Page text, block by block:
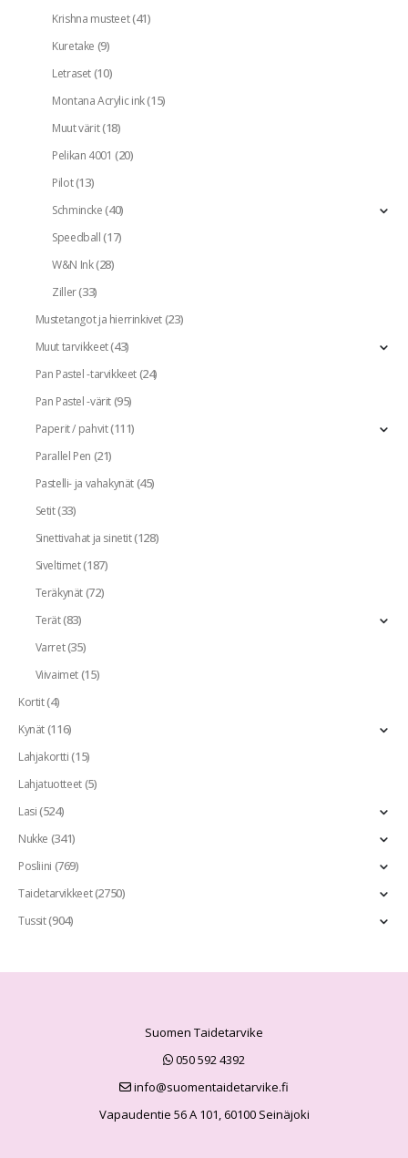
Krishna musteet(41)
Kuretake (9)
Letraset(10)
Montana Acrylic ink(15)
Muut värit(18)
Pelikan 4001 (20)
Pilot(13)
Schmincke(40)
Speedball(17)
W&N Ink(28)
Ziller(33)
Mustetangot ja hierrinkivet(23)
Muut tarvikkeet(43)
Pan Pastel -tarvikkeet(24)
Pan Pastel -värit(95)
Paperit / pahvit(111)
Parallel Pen (21)
Pastelli- ja vahakynät(45)
Setit(33)
Sinettivahat ja sinetit(128)
Siveltimet(187)
Teräkynät(72)
Terät(83)
Varret(35)
Viivaimet(15)
Kortit(4)
Kynät(116)
Lahjakortti(15)
Lahjatuotteet(5)
Lasi(524)
Nukke (341)
Posliini (769)
Taidetarvikkeet(2750)
Tussit(904)
Suomen Taidetarvike
050 592 4392
info@suomentaidetarvike.fi
Vapaudentie 56 A 101, 60100 Seinäjoki